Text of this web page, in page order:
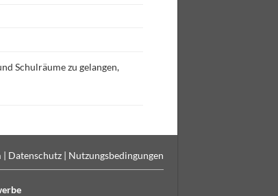
Schulräume zu gelangen,
Datenschutz Nutzungsbedingungen